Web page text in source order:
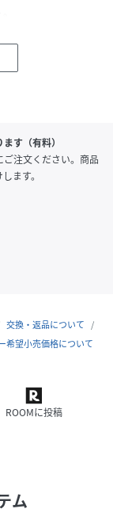
イヤホンやリッ
ります。
予めご了承くださ
ください。
す（有料）
注文ください。商品
ます。
交換・返品について
希望小売価格について
ROOMに投稿
ム